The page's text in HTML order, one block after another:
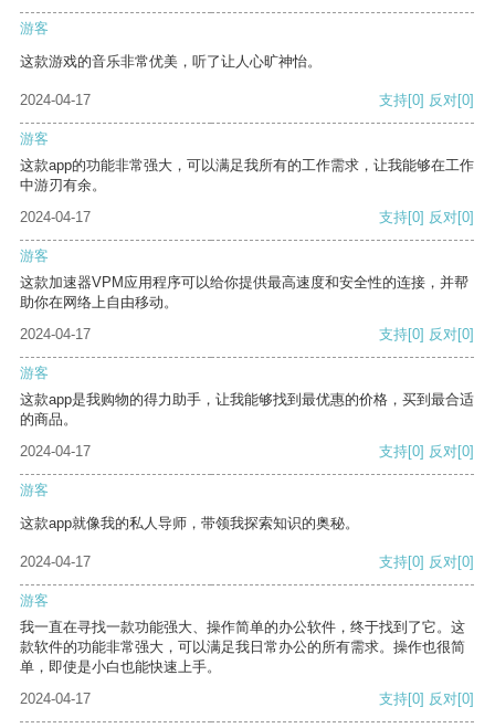
游客
这款游戏的音乐非常优美，听了让人心旷神怡。
2024-04-17 支持[0] 反对[0]
游客
这款app的功能非常强大，可以满足我所有的工作需求，让我能够在工作
中游刃有余。
2024-04-17
支持[0] 反对[0]
游客
这款加速器VPM应用程序可以给你提供最高速度和安全性的连接，并帮
助你在网络上自由移动。
2024-04-17
支持[0] 反对[0]
游客
这款app是我购物的得力助手，让我能够找到最优惠的价格，买到最合适
的商品。
2024-04-17
支持[0] 反对[0]
游客
这款app就像我的私人导师，带领我探索知识的奥秘。
2024-04-17 支持[0] 反对[0]
游客
我一直在寻找一款功能强大、操作简单的办公软件，终于找到了它。这
款软件的功能非常强大，可以满足我日常办公的所有需求。操作也很简
单，即使是小白也能快速上手。
2024-04-17
支持[0] 反对[0]